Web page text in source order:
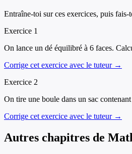
Entraîne-toi sur ces exercices, puis
Exercice 1
On lance un dé équilibré à 6 faces.
Corrige cet exercice avec le tuteur →
Exercice 2
On tire une boule dans un sac
Corrige cet exercice avec le tuteur →
Autres chapitres de